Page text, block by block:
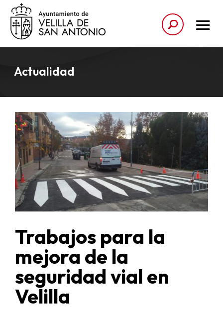
Actualidad
Trabajos para la
mejora de la
seguridad vial en
Velilla